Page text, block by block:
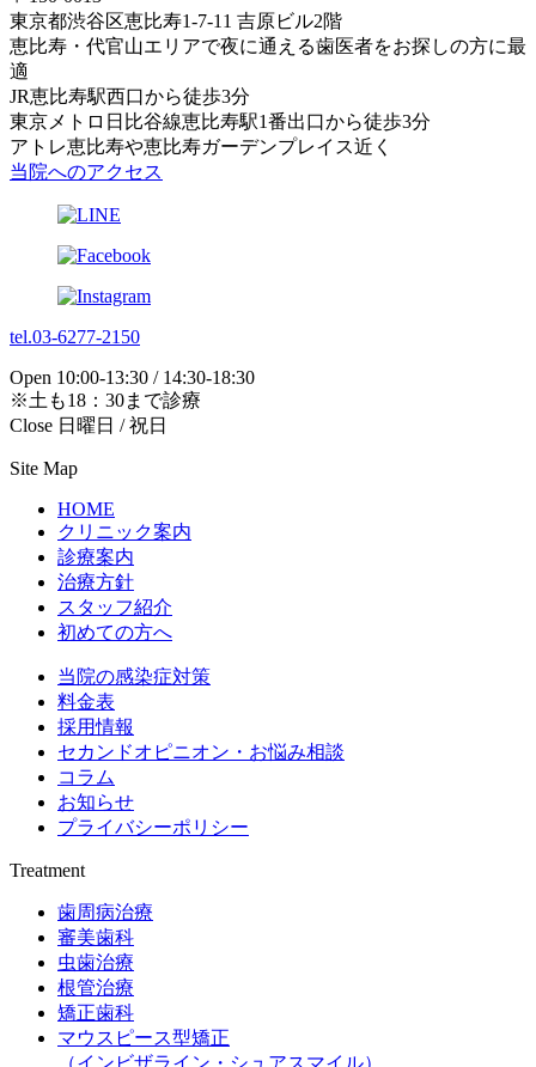
東京都渋谷区恵比寿1-7-11 吉原ビル2階
恵比寿・代官山エリアで夜に通える歯医者をお探しの方に最
適
JR恵比寿駅西口から徒歩3分
東京メトロ日比谷線恵比寿駅1番出口から徒歩3分
アトレ恵比寿や恵比寿ガーデンプレイス近く
当院へのアクセス
tel.03-6277-2150
Open 10:00-13:30 / 14:30-18:30
※土も18：30まで診療
Close 日曜日 / 祝日
Site Map
HOME
クリニック案内
診療案内
治療方針
スタッフ紹介
初めての方へ
当院の感染症対策
料金表
採用情報
セカンドオピニオン・お悩み相談
コラム
お知らせ
プライバシーポリシー
Treatment
歯周病治療
審美歯科
虫歯治療
根管治療
矯正歯科
マウスピース型矯正
（インビザライン・シュアスマイル）